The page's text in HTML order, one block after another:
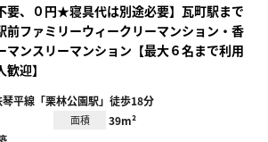
要、０円★寝具代は別途必要】瓦町駅まで
前ファミリーウィークリーマンション・香
マンスリーマンション【最大６名まで利用
迎】
平線「栗林公園駅」徒歩18分
面積 39m²